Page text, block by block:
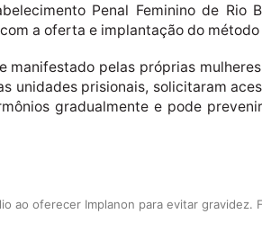
Penal Feminino de
a oferta e implantação do
pelas próprias
unidades prisionais, solicitaram
gradualmente e pode
ao oferecer Implanon para evitar gravidez.